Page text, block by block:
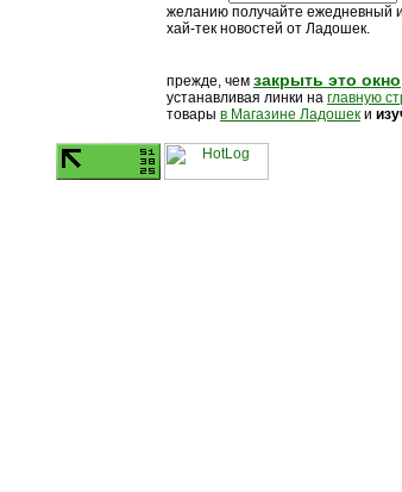
желанию получайте ежедневный
хай-тек новостей от Ладошек.
прежде, чем закрыть это окно
устанавливая линки на главную
товары в Магазине Ладошек и